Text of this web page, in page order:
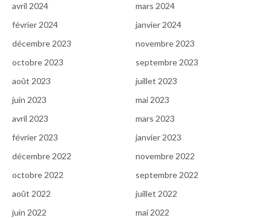
avril 2024
mars 2024
février 2024
janvier 2024
décembre 2023
novembre 2023
octobre 2023
septembre 2023
août 2023
juillet 2023
juin 2023
mai 2023
avril 2023
mars 2023
février 2023
janvier 2023
décembre 2022
novembre 2022
octobre 2022
septembre 2022
août 2022
juillet 2022
juin 2022
mai 2022